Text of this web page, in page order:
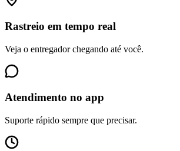
Rastreio em tempo real
Veja o entregador chegando até você.
Atendimento no app
Suporte rápido sempre que precisar.